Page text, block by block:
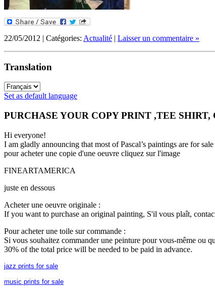
22/05/2012 | Catégories: Actualité | Laisser un commentaire »
Translation
Set as default language
PURCHASE YOUR COPY PRINT ,TEE
Hi everyone!
I am gladly announcing that most of Pascal’s paintings are for
pour acheter une copie d'une oeuvre cliquez sur l'image
FINEARTAMERICA
juste en dessous
Acheter une oeuvre originale :
If you want to purchase an original painting, S'il vous plaît,
Pour acheter une toile sur commande :
Si vous souhaitez commander une peinture pour vous-même ou
30% of the total price will be needed to be paid in advance.
jazz prints for sale
music prints for sale